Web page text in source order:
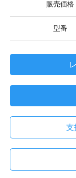
販売価格
型番
支